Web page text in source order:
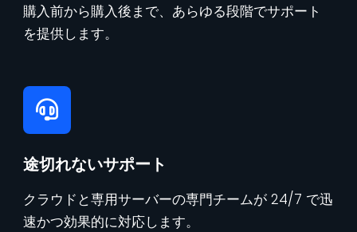
購入前から購入後まで、あらゆる段階でサポート
を提供します。
途切れないサポート
クラウドと専用サーバーの専門チームが 24/7 で迅
速かつ効果的に対応します。